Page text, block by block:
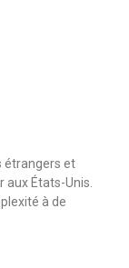
étrangers et
États-Unis.
à de